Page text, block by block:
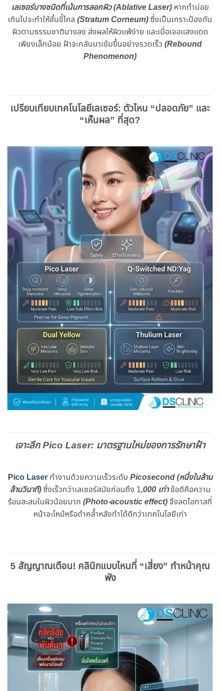
เลเซอร์บางชนิดที่เน้นการลอกผิว (Ablative Laser)หากทำบ่อย
เกินไปจะทำให้ชั้นขี้ไคล (Stratum Corneum)ซึ่งเป็นเกราะป้องกัน
ผิวตามธรรมชาติบางลง ส่งผลให้ผิวแพ้ง่าย และเมื่อเจอแสงแดด
เพียงเล็กน้อย ฝ้าจะกลับมาเข้มขึ้นอย่างรวดเร็ว (Rebound
Phenomenon)
เปรียบเทียบเทคโนโลยีเลเซอร์: ตัวไหน “ปลอดภัย” และ
“เห็นผล” ที่สุด?
เจาะลึก Pico Laser: มาตรฐานใหม่ของการรักษาฝ้า
Pico Laser ทำงานด้วยความเร็วระดับ Picosecond(หนึ่งในล้าน
ล้านวินาที)ซึ่งเร็วกว่าเลเซอร์สมัยก่อนถึง 1,000 เท่าข้อดีคือความ
ร้อนสะสมในผิวน้อยมาก (Photo-acoustic effect)จึงลดโอกาสที่
หน้าจะไหม้หรือดำคล้ำหลังทำได้ดีกว่าเทคโนโลยีเก่า
5 สัญญาณเตือน! คลินิกแบบไหนที่ “เสี่ยง” ทำหน้าคุณ
พัง